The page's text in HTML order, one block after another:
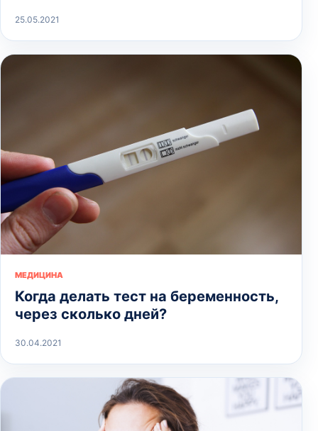
25.05.2021
МЕДИЦИНА
Когда делать тест на беременность,
через сколько дней?
30.04.2021